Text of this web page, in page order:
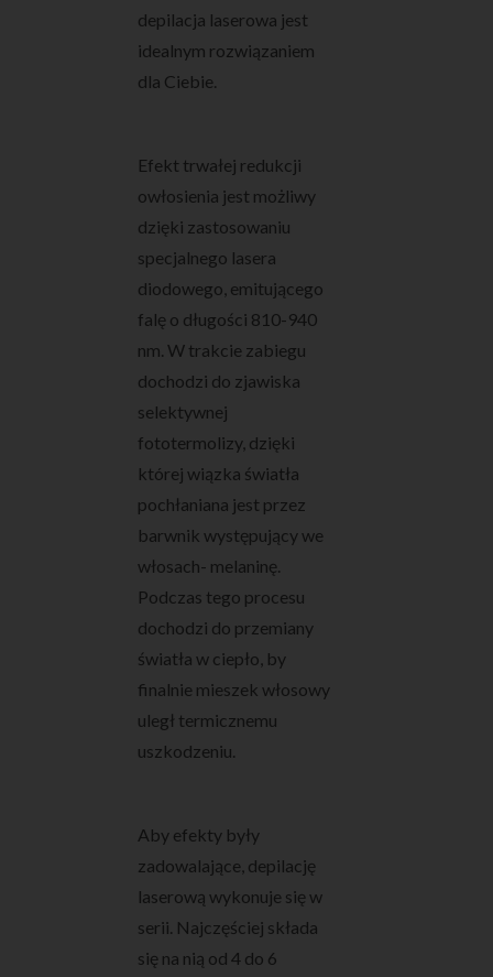
depilacja laserowa jest
idealnym rozwiązaniem
dla Ciebie.
Efekt trwałej redukcji
owłosienia jest możliwy
dzięki zastosowaniu
specjalnego lasera
diodowego, emitującego
falę o długości 810-940
nm. W trakcie zabiegu
dochodzi do zjawiska
selektywnej
fototermolizy, dzięki
której wiązka światła
pochłaniana jest przez
barwnik występujący we
włosach- melaninę.
Podczas tego procesu
dochodzi do przemiany
światła w ciepło, by
finalnie mieszek włosowy
uległ termicznemu
uszkodzeniu.
Aby efekty były
zadowalające, depilację
laserową wykonuje się w
serii. Najczęściej składa
się na nią od 4 do 6